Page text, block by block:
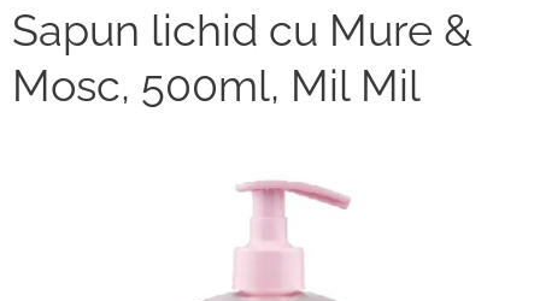
Sapun lichid cu Mure &
Mosc, 500ml, Mil Mil